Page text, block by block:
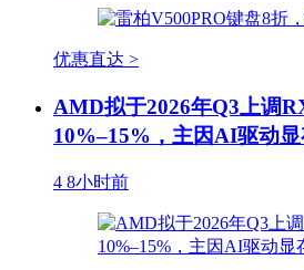
优惠直达 >
AMD拟于2026年Q3上调
10%–15%，主因AI驱动
4 8小时前